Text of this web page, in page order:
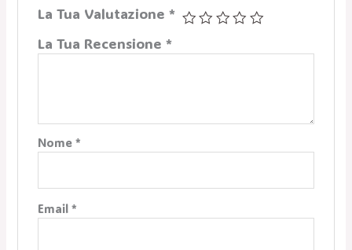
La Tua Valutazione *
La Tua Recensione *
Nome *
Email *